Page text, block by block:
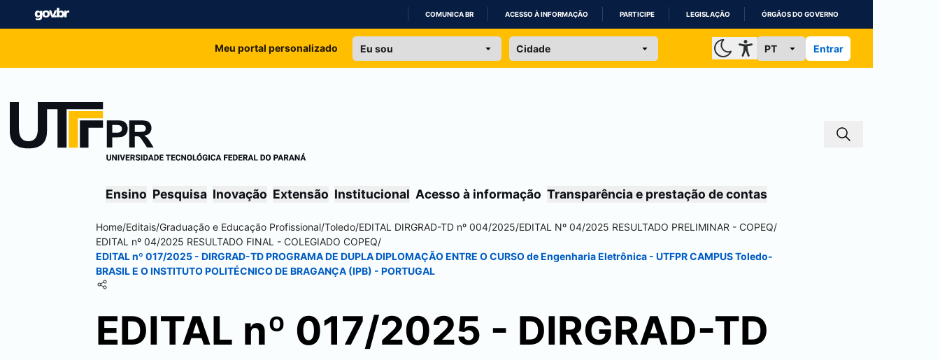
IR
COMUNICA BR ACESSO À INFORMAÇÃO PARTICIPE LEGISLAÇÃO ÓRGÃOS DO GOVERNO
Meu portal personalizado Entrar
Ensino Pesquisa Inovação Extensão Institucional Acesso à informação Transparência e prestação de contas
Home/Editais/Graduação e Educação Profissional/Toledo/EDITAL DIRGRAD-TD nº 004/2025/EDITAL Nº 04/2025 RESULTADO PRELIMINAR - COPEQ/
EDITAL nº 04/2025 RESULTADO FINAL - COLEGIADO COPEQ/
EDITAL nº 017/2025 - DIRGRAD-TD PROGRAMA DE DUPLA DIPLOMAÇÃO ENTRE O CURSO de Engenharia Eletrônica - UTFPR CAMPUSToledo-
BRASIL E O INSTITUTO POLITÉCNICO DE BRAGANÇA (IPB) - PORTUGAL
EDITAL nº 017/2025 - DIRGRAD-TD